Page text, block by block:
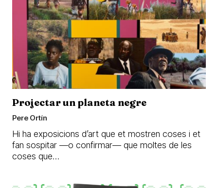
Projectar un planeta negre
Pere Ortín
Hi ha exposicions d’art que et mostren coses i et
fan sospitar —o confirmar— que moltes de les
coses que…